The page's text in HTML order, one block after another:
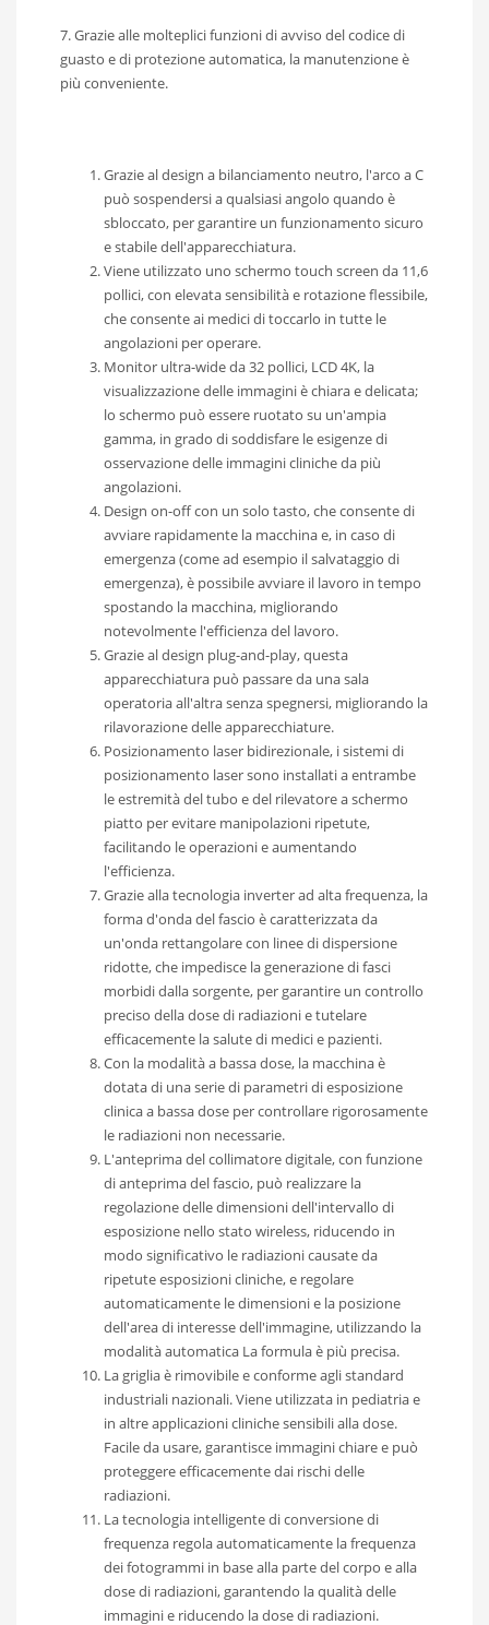
7. Grazie alle molteplici funzioni di avviso del codice di
guasto e di protezione automatica, la manutenzione è
più conveniente.
Grazie al design a bilanciamento neutro, l'arco a C
può sospendersi a qualsiasi angolo quando è
sbloccato, per garantire un funzionamento sicuro
e stabile dell'apparecchiatura.
Viene utilizzato uno schermo touch screen da 11,6
pollici, con elevata sensibilità e rotazione flessibile,
che consente ai medici di toccarlo in tutte le
angolazioni per operare.
Monitor ultra-wide da 32 pollici, LCD 4K, la
visualizzazione delle immagini è chiara e delicata;
lo schermo può essere ruotato su un'ampia
gamma, in grado di soddisfare le esigenze di
osservazione delle immagini cliniche da più
angolazioni.
Design on-off con un solo tasto, che consente di
avviare rapidamente la macchina e, in caso di
emergenza (come ad esempio il salvataggio di
emergenza), è possibile avviare il lavoro in tempo
spostando la macchina, migliorando
notevolmente l'efficienza del lavoro.
Grazie al design plug-and-play, questa
apparecchiatura può passare da una sala
operatoria all'altra senza spegnersi, migliorando la
rilavorazione delle apparecchiature.
Posizionamento laser bidirezionale, i sistemi di
posizionamento laser sono installati a entrambe
le estremità del tubo e del rilevatore a schermo
piatto per evitare manipolazioni ripetute,
facilitando le operazioni e aumentando
l'efficienza.
Grazie alla tecnologia inverter ad alta frequenza, la
forma d'onda del fascio è caratterizzata da
un'onda rettangolare con linee di dispersione
ridotte, che impedisce la generazione di fasci
morbidi dalla sorgente, per garantire un controllo
preciso della dose di radiazioni e tutelare
efficacemente la salute di medici e pazienti.
Con la modalità a bassa dose, la macchina è
dotata di una serie di parametri di esposizione
clinica a bassa dose per controllare rigorosamente
le radiazioni non necessarie.
L'anteprima del collimatore digitale, con funzione
di anteprima del fascio, può realizzare la
regolazione delle dimensioni dell'intervallo di
esposizione nello stato wireless, riducendo in
modo significativo le radiazioni causate da
ripetute esposizioni cliniche, e regolare
automaticamente le dimensioni e la posizione
dell'area di interesse dell'immagine, utilizzando la
modalità automatica La formula è più precisa.
La griglia è rimovibile e conforme agli standard
industriali nazionali. Viene utilizzata in pediatria e
in altre applicazioni cliniche sensibili alla dose.
Facile da usare, garantisce immagini chiare e può
proteggere efficacemente dai rischi delle
radiazioni.
La tecnologia intelligente di conversione di
frequenza regola automaticamente la frequenza
dei fotogrammi in base alla parte del corpo e alla
dose di radiazioni, garantendo la qualità delle
immagini e riducendo la dose di radiazioni.